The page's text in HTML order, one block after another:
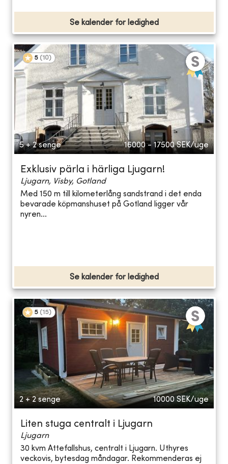
Se kalender for ledighed
5 (10)
5 + 2 senge 16000 - 17500 SEK/uge
Exklusiv pärla i härliga Ljugarn!
Ljugarn, Visby, Gotland
Med 150 m till kilometerlång sandstrand i det enda
bevarade köpmanshuset på Gotland ligger vår
nyren...
Se kalender for ledighed
5 (15)
2 + 2 senge 10000 SEK/uge
Liten stuga centralt i Ljugarn
Ljugarn
30 kvm Attefallshus, centralt i Ljugarn. Uthyres
veckovis, bytesdag måndagar. Rekommenderas ej